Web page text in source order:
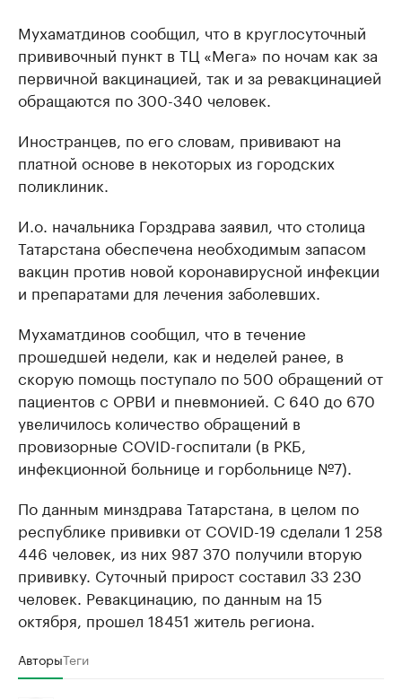
Мухаматдинов сообщил, что в круглосуточный
прививочный пункт в ТЦ «Мега» по ночам как за
первичной вакцинацией, так и за ревакцинацией
обращаются по 300-340 человек.
Иностранцев, по его словам, прививают на
платной основе в некоторых из городских
поликлиник.
И.о. начальника Горздрава заявил, что столица
Татарстана обеспечена необходимым запасом
вакцин против новой коронавирусной инфекции
и препаратами для лечения заболевших.
Мухаматдинов сообщил, что в течение
прошедшей недели, как и неделей ранее, в
скорую помощь поступало по 500 обращений от
пациентов с ОРВИ и пневмонией. С 640 до 670
увеличилось количество обращений в
провизорные COVID-госпитали (в РКБ,
инфекционной больнице и горбольнице №7).
По данным минздрава Татарстана, в целом по
республике прививки от COVID-19 сделали 1 258
446 человек, из них 987 370 получили вторую
прививку. Суточный прирост составил 33 230
человек. Ревакцинацию, по данным на 15
октября, прошел 18451 житель региона.
АвторыТеги